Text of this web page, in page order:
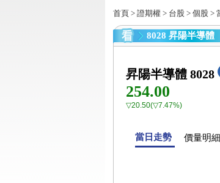
首頁 > 證期權 > 台股 > 個股 >
8028 昇陽半導體
昇陽半導體 8028
254.00
▽20.50(▽7.47%)
當日走勢 價量明細